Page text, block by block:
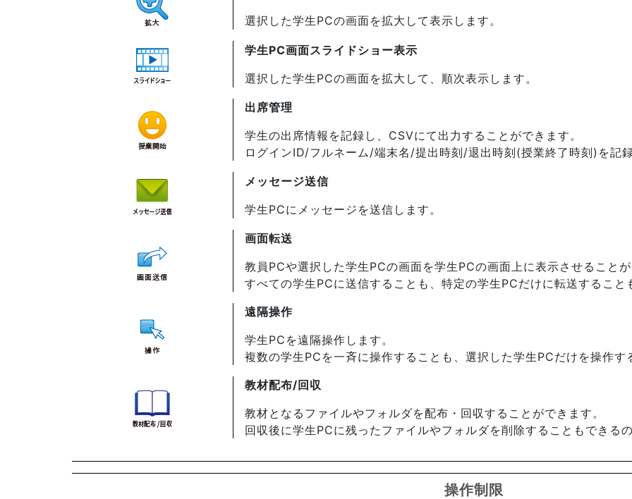
選択した学生PCの画面を拡大して表示します。
学生PC画面スライドショー表示
選択した学生PCの画面を拡大して、順次表示します。
出席管理
学生の出席情報を記録し、CSVにて出力することができます。
ログインID/フルネーム/端末名/提出時刻/退出時刻(授業終了時刻)を記録
メッセージ送信
学生PCにメッセージを送信します。
画面転送
教員PCや選択した学生PCの画面を学生PCの画面上に表示させることが
すべての学生PCに送信することも、特定の学生PCだけに転送すること
遠隔操作
学生PCを遠隔操作します。
複数の学生PCを一斉に操作することも、選択した学生PCだけを操作す
教材配布/回収
教材となるファイルやフォルダを配布・回収することができます。
回収後に学生PCに残ったファイルやフォルダを削除することもできる
操作制限